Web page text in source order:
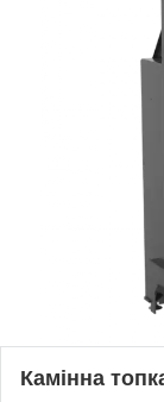
Камінна